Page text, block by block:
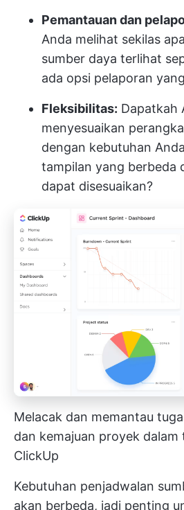
Pemantauan dan
Anda melihat sekilas
sumber daya terlihat
ada opsi pelaporan
Fleksibilitas: Dapatkah
menyesuaikan
dengan kebutuhan
tampilan yang berbeda
dapat disesuaikan?
Melacak dan memantau
dan kemajuan proyek dalam
ClickUp
Kebutuhan penjadwalan
akan berbeda, jadi penting